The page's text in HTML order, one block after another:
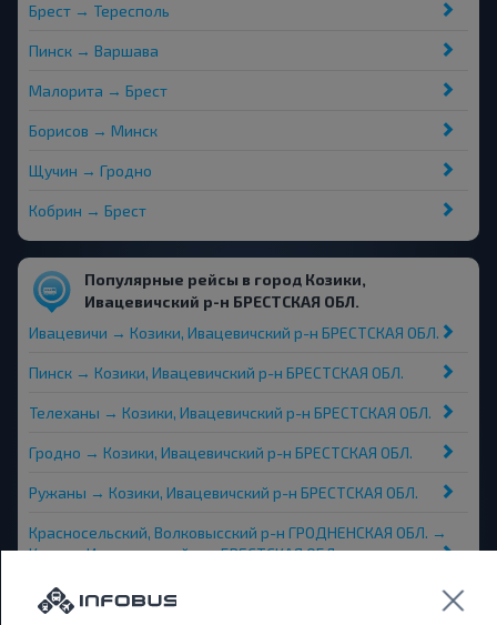
Брест → Тересполь
Пинск → Варшава
Малорита → Брест
Борисов → Минск
Щучин → Гродно
Кобрин → Брест
Популярные рейсы в город Козики,
Ивацевичский р-н БРЕСТСКАЯ ОБЛ.
Ивацевичи → Козики, Ивацевичский р-н БРЕСТСКАЯ ОБЛ.
Пинск → Козики, Ивацевичский р-н БРЕСТСКАЯ ОБЛ.
Телеханы → Козики, Ивацевичский р-н БРЕСТСКАЯ ОБЛ.
Гродно → Козики, Ивацевичский р-н БРЕСТСКАЯ ОБЛ.
Ружаны → Козики, Ивацевичский р-н БРЕСТСКАЯ ОБЛ.
Красносельский, Волковысский р-н ГРОДНЕНСКАЯ ОБЛ. →
Козики, Ивацевичский р-н БРЕСТСКАЯ ОБЛ.
Краглевичи → Козики, Ивацевичский р-н БРЕСТСКАЯ ОБЛ.